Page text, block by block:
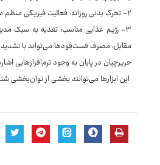
۲- تحرک بدنی روزانه: فعالیت فیزیکی منظم مانند نیم‌ساعت پیاده‌روی در روز، به حفظ حجم مغز کمک کرده و می‌تواند روند تحلیل‌شناختی را کند کند.
۳- رژیم غذایی مناسب: تغذیه به سبک
مقابل، مصرف فست‌فودها می‌تواند با تشدید
حریرچیان در پایان به وجود نرم‌افزارهایی
این ابزارها می‌توانند بخشی از توان‌بخشی